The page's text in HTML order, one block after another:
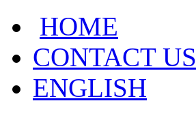
HOME
CONTACT US
ENGLISH